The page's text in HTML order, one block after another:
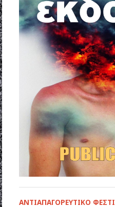
ΑΝΤΙΑΠΑΓΟΡΕΥΤΙΚΟ